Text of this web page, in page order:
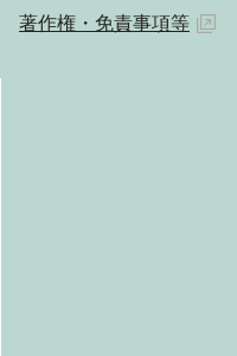
著作権・免責事項等